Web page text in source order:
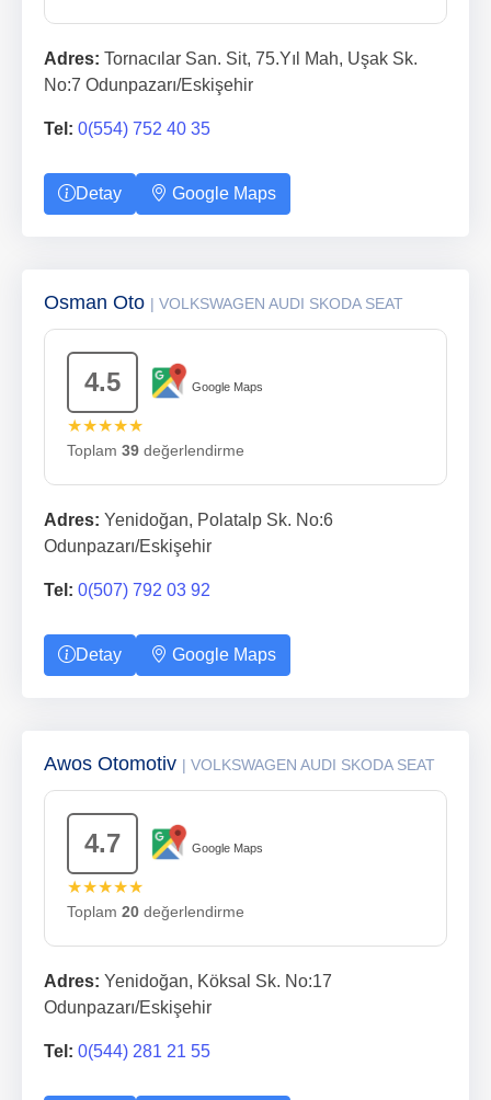
Adres: Tornacılar San. Sit, 75.Yıl Mah, Uşak Sk.
No:7 Odunpazarı/Eskişehir
Tel: 0(554) 752 40 35
Detay Google Maps
Osman Oto | VOLKSWAGEN AUDI SKODA SEAT
4.5 Google Maps
★★★★★
Toplam 39 değerlendirme
Adres: Yenidoğan, Polatalp Sk. No:6
Odunpazarı/Eskişehir
Tel: 0(507) 792 03 92
Detay Google Maps
Awos Otomotiv | VOLKSWAGEN AUDI SKODA SEAT
4.7 Google Maps
★★★★★
Toplam 20 değerlendirme
Adres: Yenidoğan, Köksal Sk. No:17
Odunpazarı/Eskişehir
Tel: 0(544) 281 21 55